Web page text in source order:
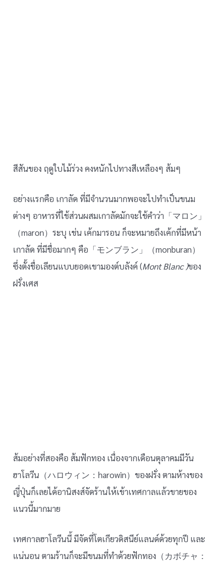
สีสันของ ฤดูใบไม้ร่วง คงหนักไปทางสีเหลืองๆ ส้มๆ
อย่างแรกคือ เกาลัด ที่มีจำนวนมากพอจะไปทำเป็นขนม
ต่างๆ อาหารที่ใช้ส่วนผสมเกาลัดมักจะใช้คำว่า「マロン」
（maron）ระบุ เช่น เค้กมารอน ก็จะหมายถึงเค้กที่มีหน้า
เกาลัด ที่มีชื่อมากๆ คือ「モンブラン」（monburan）
ซึ่งตั้งชื่อเลียนแบบยอดเขามองต์บลังค์ (Mont Blanc )ของ
ฝรั่งเศส
ส้มอย่างที่สองคือ ส้มฟักทอง เนื่องจากเดือนตุลาคมมีวัน
ฮาโลวีน（ハロウィン：harowin）ของฝรั่ง ตามห้างของ
ญี่ปุ่นก็เลยได้อานิสงส์จัดร้านให้เข้าเทศกาลแล้วขายของ
แนวนี้มากมาย
เทศกาลฮาโลวีนนี้ มีจัดที่โตเกียวดิสนีย์แลนด์ด้วยทุกปี และ
แน่นอน ตามร้านก็จะมีขนมที่ทำด้วยฟักทอง（カボチャ：